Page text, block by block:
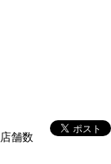
店舗数